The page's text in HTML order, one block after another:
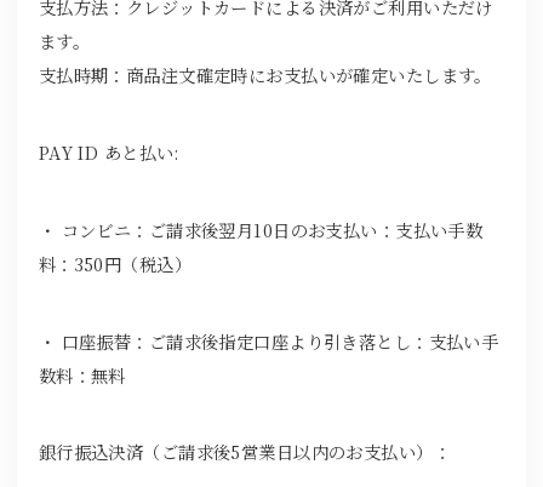
支払方法：クレジットカードによる決済がご利用いただけ
ます。
支払時期：商品注文確定時にお支払いが確定いたします。
PAY ID あと払い:
・ コンビニ：ご請求後翌月10日のお支払い：支払い手数
料：350円（税込）
・ 口座振替：ご請求後指定口座より引き落とし：支払い手
数料：無料
銀行振込決済（ご請求後5営業日以内のお支払い）：